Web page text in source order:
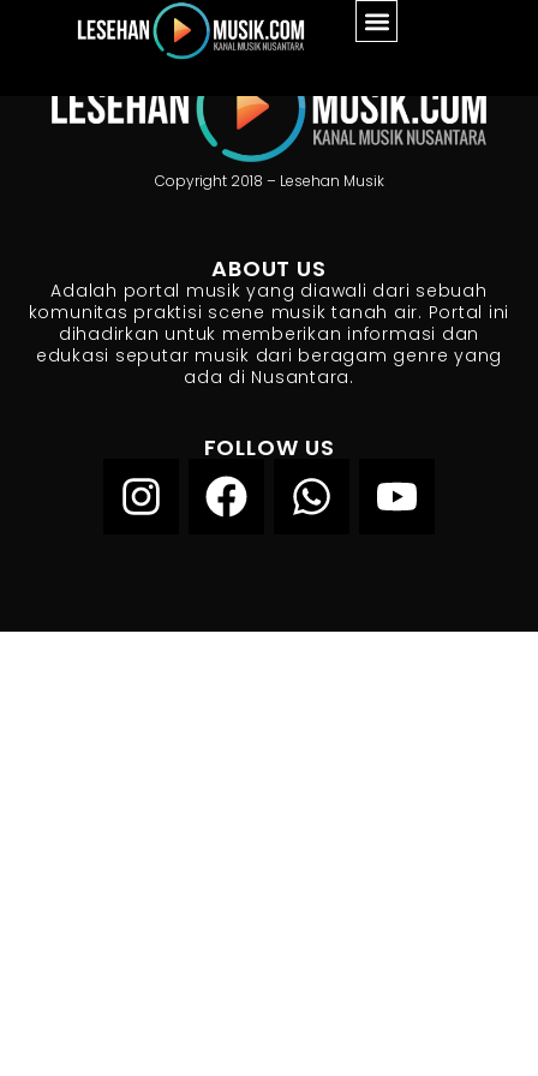
Copyright 2018 – Lesehan Musik
ABOUT US
Adalah portal musik yang diawali dari sebuah
komunitas praktisi scene musik tanah air. Portal ini
dihadirkan untuk memberikan informasi dan
edukasi seputar musik dari beragam genre yang
ada di Nusantara.
FOLLOW US